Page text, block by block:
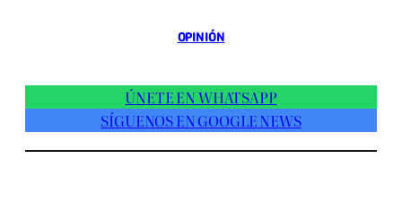
OPINIÓN
ÚNETE EN WHATSAPP
SÍGUENOS EN GOOGLE NEWS